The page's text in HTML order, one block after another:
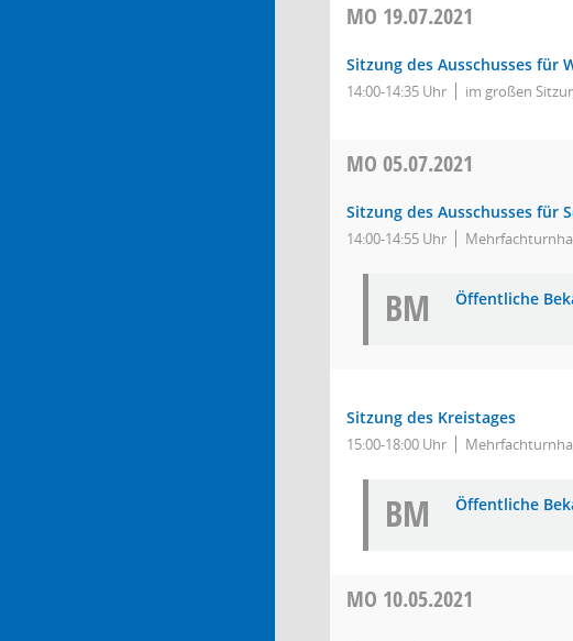
MO 19.07.2021
Sitzung des Ausschusses für
14:00-14:35 Uhr im großen
MO 05.07.2021
Sitzung des Ausschusses für
14:00-14:55 Uhr
BM Öffentliche
Sitzung des Kreistages
15:00-18:00 Uhr
BM Öffentliche
MO 10.05.2021